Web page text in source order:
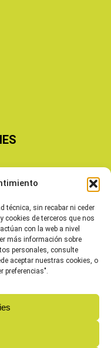
técnica, sin recabar ni ceder
cookies de terceros que nos
con la web a nivel
más información sobre
personales, consulte
aceptar nuestras cookies, o
preferencias".